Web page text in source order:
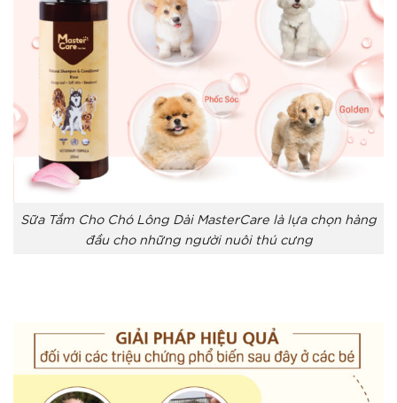
Sữa Tắm Cho Chó Lông Dài MasterCare là lựa chọn hàng
đầu cho những người nuôi thú cưng